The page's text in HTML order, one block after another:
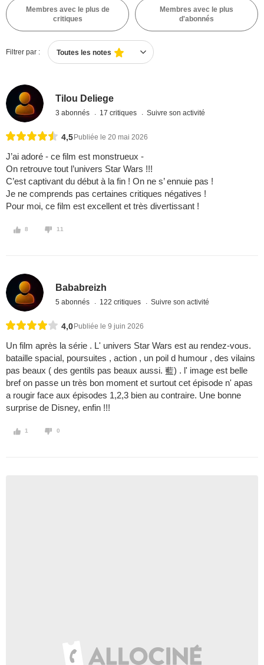
Membres avec le plus de
critiques
Membres avec le plus
d'abonnés
Filtrer par : Toutes les notes
Tilou Deliege
3 abonnés 17 critiques Suivre son activité
4,5 Publiée le 20 mai 2026
J’ai adoré - ce film est monstrueux -
On retrouve tout l’univers Star Wars !!!
C’est captivant du début à la fin ! On ne s’ ennuie pas !
Je ne comprends pas certaines critiques négatives !
Pour moi, ce film est excellent et très divertissant !
8 11
Bababreizh
5 abonnés 122 critiques Suivre son activité
4,0 Publiée le 9 juin 2026
Un film après la série . L' univers Star Wars est au rendez-vous.
bataille spacial, poursuites , action , un poil d humour , des vilains
pas beaux ( des gentils pas beaux aussi. 藍) . l' image est belle
bref on passe un très bon moment et surtout cet épisode n' apas
a rougir face aux épisodes 1,2,3 bien au contraire. Une bonne
surprise de Disney, enfin !!!
1 0